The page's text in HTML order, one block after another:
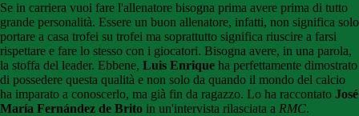
Se in carriera vuoi fare l'allenatore bisogna prima avere prima di tutto
grande personalità. Essere un buon allenatore, infatti, non significa solo
portare a casa trofei su trofei ma soprattutto significa riuscire a farsi
rispettare e fare lo stesso con i giocatori. Bisogna avere, in una parola,
la stoffa del leader. Ebbene, Luis Enrique ha perfettamente dimostrato
di possedere questa qualità e non solo da quando il mondo del calcio
ha imparato a conoscerlo, ma già fin da ragazzo. Lo ha raccontato José
María Fernández de Brito in un'intervista rilasciata a RMC.